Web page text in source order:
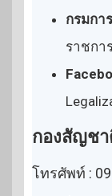
กรมกา
ราชกา
กองสัญช
โทรศัพท์ :